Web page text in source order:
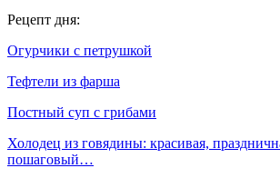
Рецепт дня:
Огурчики с петрушкой
Тефтели из фарша
Постный суп с грибами
Холодец из говядины: красивая,
пошаговый…